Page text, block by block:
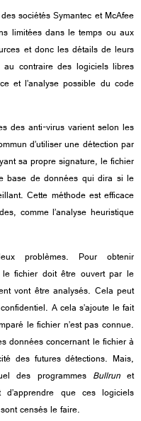
sociétés Symantec et McAfee
limitées dans le temps ou aux
et donc les détails de leurs
contraire des logiciels libres
et l’analyse possible du code
des anti-virus varient selon les
d’utiliser une détection par
sa propre signature, le fichier
base de données qui dira si le
Cette méthode est efficace
comme l’analyse heuristique
problèmes. Pour obtenir
le fichier doit être ouvert par le
vont être analysés. Cela peut
A cela s’ajoute le fait
le fichier n’est pas connue.
données concernant le fichier à
des futures détections. Mais,
des programmes Bullrunet
que ces logiciels
censés le faire.